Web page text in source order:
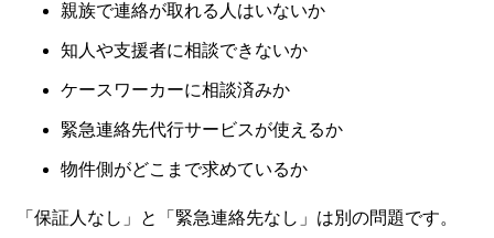
親族で連絡が取れる人はいないか
知人や支援者に相談できないか
ケースワーカーに相談済みか
緊急連絡先代行サービスが使えるか
物件側がどこまで求めているか
「保証人なし」と「緊急連絡先なし」は別の問題です。